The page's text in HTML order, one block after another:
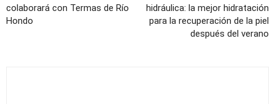
colaborará con Termas de Río
Hondo
hidráulica: la mejor hidratación
para la recuperación de la piel
después del verano